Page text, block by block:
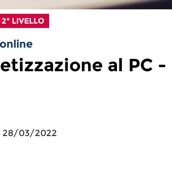
LIVELLO
al PC -
28/03/2022